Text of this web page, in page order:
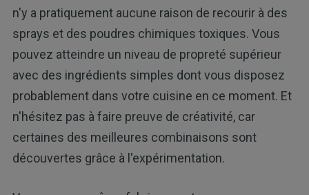
n'y a pratiquement aucune raison de recourir à des
sprays et des poudres chimiques toxiques. Vous
pouvez atteindre un niveau de propreté supérieur
avec des ingrédients simples dont vous disposez
probablement dans votre cuisine en ce moment. Et
n'hésitez pas à faire preuve de créativité, car
certaines des meilleures combinaisons sont
découvertes grâce à l'expérimentation.